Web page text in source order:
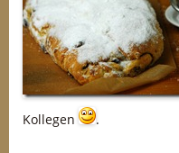
Kollegen
.